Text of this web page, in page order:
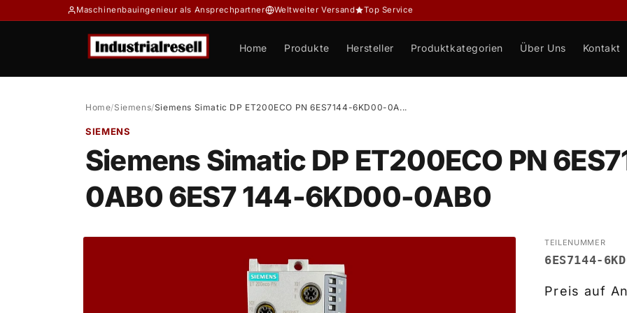
Maschinenbauingenieur als Ansprechpartner Weltweiter Versand Top Service
Home Produkte Hersteller Produktkategorien Über Uns Kontakt
Home/Siemens/Siemens Simatic DP ET200ECO PN 6ES7144-6KD00-0A...
SIEMENS
Siemens Simatic DP ET200ECO PN
0AB0 6ES7 144-6KD00-0AB0
TEILENUMMER
6ES7144-
Preis auf